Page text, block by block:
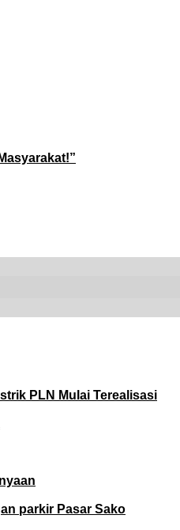
PLN Mulai Terealisasi
parkir Pasar Sako